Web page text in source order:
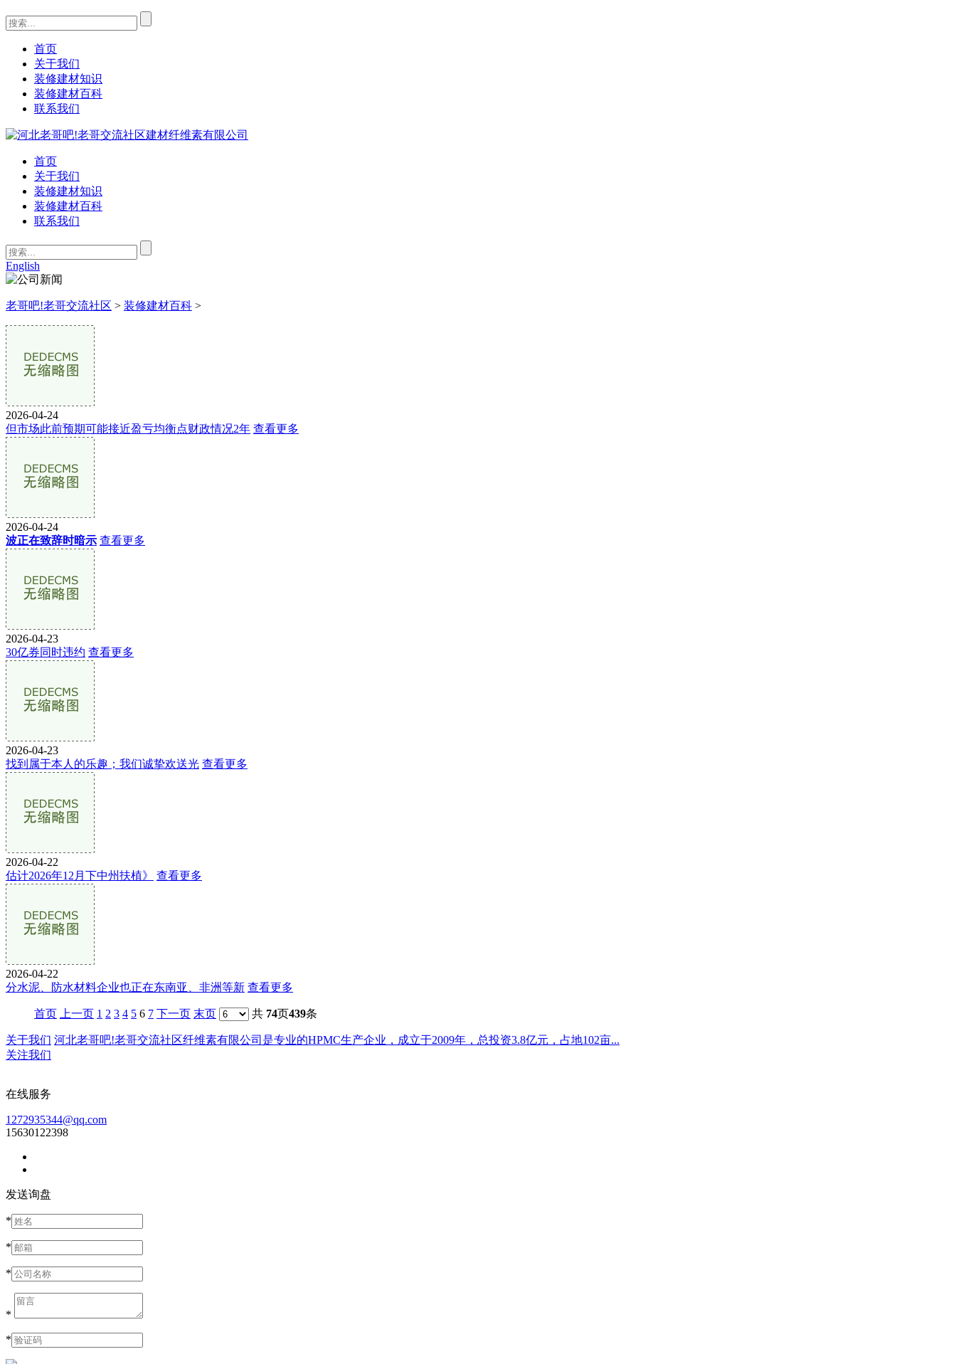
首页
关于我们
装修建材知识
装修建材百科
联系我们
首页
关于我们
装修建材知识
装修建材百科
联系我们
English
老哥吧!老哥交流社区 > 装修建材百科 >
2026-04-24
但市场此前预期可能接近盈亏均衡点财政情况2年 查看更多
2026-04-24
波正在致辞时暗示 查看更多
2026-04-23
30亿券同时违约 查看更多
2026-04-23
找到属于本人的乐趣；我们诚挚欢送光 查看更多
2026-04-22
估计2026年12月下中州扶植》
查看更多
2026-04-22
分水泥、防水材料企业也正在东南亚、非洲等新 查看更多
首页 上一页 1 2 3 4 5 6 7 下一页 末页 共 74页439条
关于我们 河北老哥吧!老哥交流社区纤维素有限公司是专业的HPMC生产企业，成立于2009年，总投资3.8亿元，占地102亩...
关注我们
在线服务
1272935344@qq.com
15630122398
发送询盘
*
*
*
*
*